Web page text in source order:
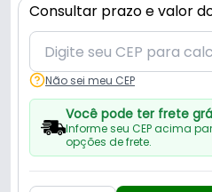
Consultar prazo e valor
Não sei meu CEP
Você pode ter frete
Informe seu CEP acima
opções de frete.